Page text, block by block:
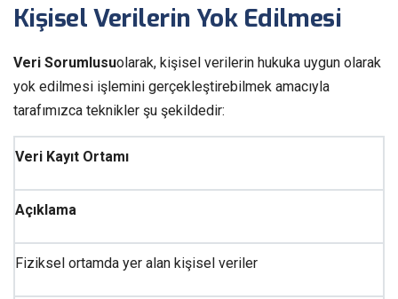
Kişisel Verilerin Yok Edilmesi
Veri Sorumlusuolarak, kişisel verilerin hukuka uygun olarak
yok edilmesi işlemini gerçekleştirebilmek amacıyla
tarafımızca teknikler şu şekildedir:
Veri Kayıt Ortamı
Açıklama
Fiziksel ortamda yer alan kişisel veriler